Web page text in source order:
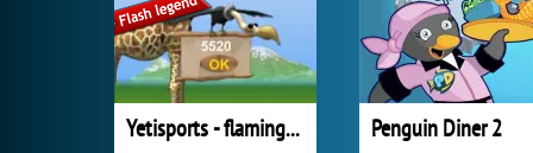
Yetisports - flamingo drive Penguin Diner 2